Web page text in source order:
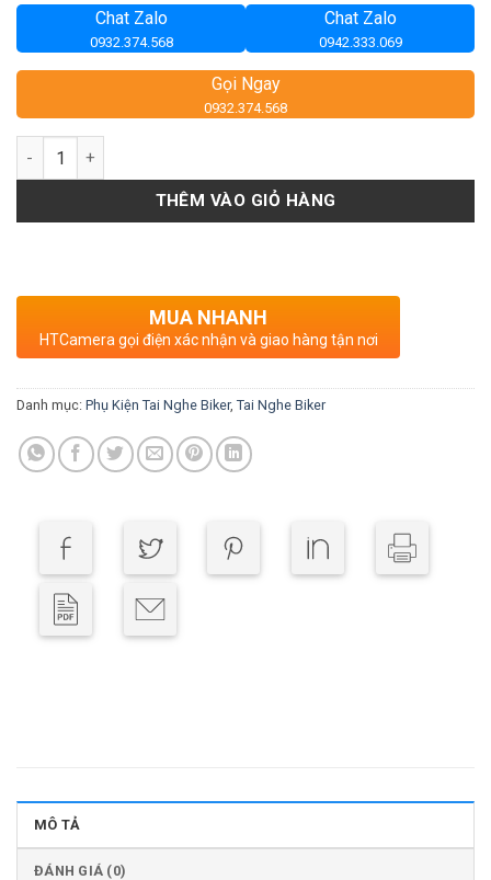
Chat Zalo
0932.374.568
Chat Zalo
0942.333.069
Gọi Ngay
0932.374.568
Số lượng
THÊM VÀO GIỎ HÀNG
MUA NHANH
HTCamera gọi điện xác nhận và giao hàng tận nơi
Danh mục: Phụ Kiện Tai Nghe Biker, Tai Nghe Biker
MÔ TẢ
ĐÁNH GIÁ (0)